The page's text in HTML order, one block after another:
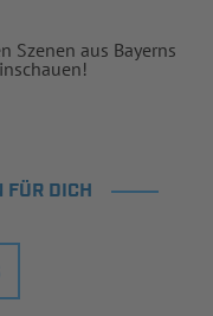
Szenen aus Bayerns
FÜR DICH